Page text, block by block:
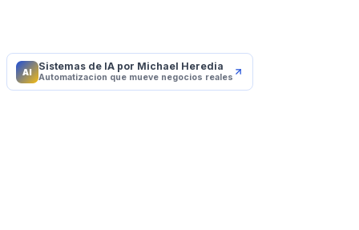
AI Sistemas de IA por Michael Heredia
Automatizacion que mueve negocios reales